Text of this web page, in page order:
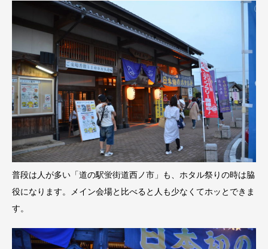
普段は人が多い「道の駅蛍街道西ノ市」も、ホタル祭りの時は脇
役になります。メイン会場と比べると人も少なくてホッとできま
す。